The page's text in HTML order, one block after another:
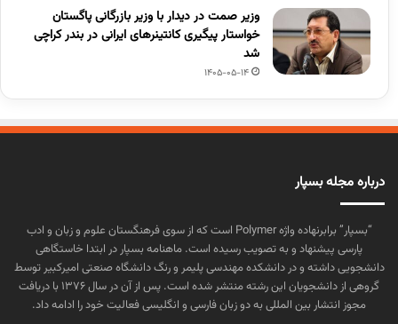
وزیر صمت در دیدار با وزیر بازرگانی پاگستان
خواستار پیگیری کانتینرهای ایرانی در بندر کراچی
شد
1405-05-14
درباره مجله بسپار
“بسپار” برابرنهاده واژه Polymer است که از سوی فرهنگستان علوم و زبان و ادب
پارسی پیشنهاد و به تصویب رسیده است. ماهنامه بسپار در ابتدا خاستگاهی
دانشجویی داشته و در دانشکده مهندسی پلیمر و رنگ دانشگاه صنعتی امیرکبیر توسط
گروهی از دانشجویان این رشته منتشر شده است. پس از آن در سال ۱۳۷۶ با دریافت
مجوز انتشار بین المللی به دو زبان فارسی و انگلیسی فعالیت خود را ادامه داد.